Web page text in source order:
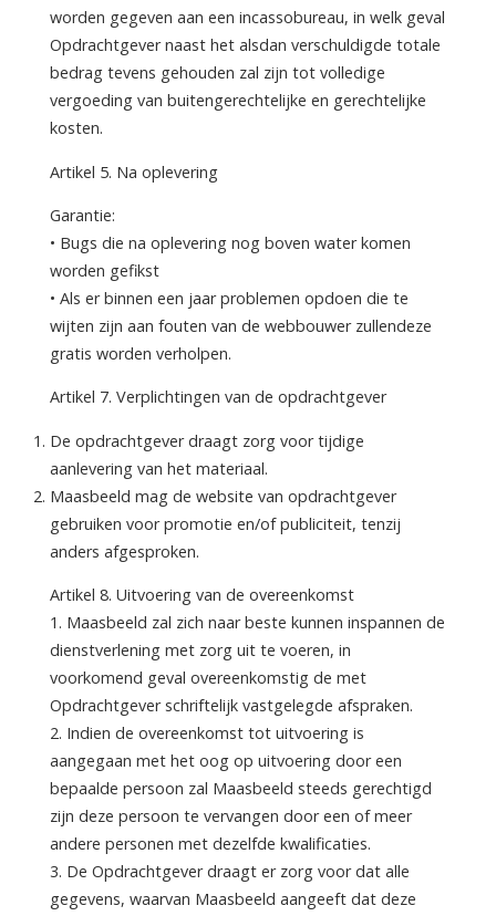
worden gegeven aan een incassobureau, in welk geval
Opdrachtgever naast het alsdan verschuldigde totale
bedrag tevens gehouden zal zijn tot volledige
vergoeding van buitengerechtelijke en gerechtelijke
kosten.
Artikel 5. Na oplevering
Garantie:
• Bugs die na oplevering nog boven water komen
worden gefikst
• Als er binnen een jaar problemen opdoen die te
wijten zijn aan fouten van de webbouwer zullendeze
gratis worden verholpen.
Artikel 7. Verplichtingen van de opdrachtgever
De opdrachtgever draagt zorg voor tijdige
aanlevering van het materiaal.
Maasbeeld mag de website van opdrachtgever
gebruiken voor promotie en/of publiciteit, tenzij
anders afgesproken.
Artikel 8. Uitvoering van de overeenkomst
1. Maasbeeld zal zich naar beste kunnen inspannen de
dienstverlening met zorg uit te voeren, in
voorkomend geval overeenkomstig de met
Opdrachtgever schriftelijk vastgelegde afspraken.
2. Indien de overeenkomst tot uitvoering is
aangegaan met het oog op uitvoering door een
bepaalde persoon zal Maasbeeld steeds gerechtigd
zijn deze persoon te vervangen door een of meer
andere personen met dezelfde kwalificaties.
3. De Opdrachtgever draagt er zorg voor dat alle
gegevens, waarvan Maasbeeld aangeeft dat deze